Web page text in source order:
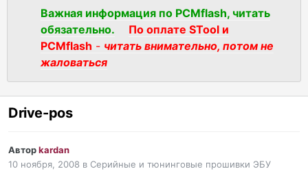
Важная информация по PCMflash, читать
обязательно.
По оплате STool и
PCMflash - читать внимательно, потом не
жаловаться
Drive-pos
Авторkardan
10 ноября, 2008 в Серийные и тюнинговые прошивки ЭБУ